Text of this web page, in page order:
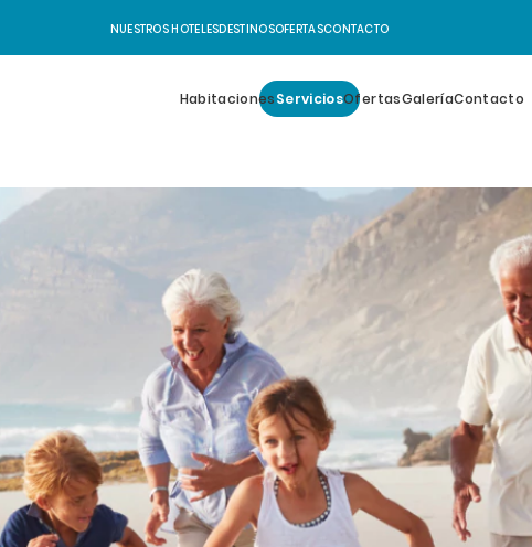
NUESTROS HOTELESDESTINOSOFERTASCONTACTO
HabitacionesServiciosOfertasGaleríaContacto